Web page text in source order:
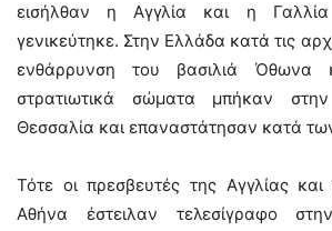
εισήλθαν η Αγγλία και η
γενικεύτηκε. Στην Ελλάδα κατά τις
ενθάρρυνση του βασιλιά Όθωνα
στρατιωτικά σώματα μπήκαν
Θεσσαλία και επαναστάτησαν κατά
Τότε οι πρεσβευτές της Αγγλίας
Αθήνα έστειλαν τελεσίγραφο